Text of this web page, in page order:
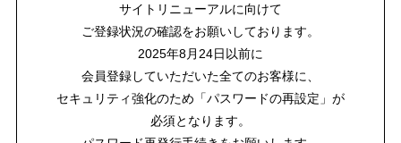
サイトリニューアルに向けて
ご登録状況の確認をお願いしております。
2025年8月24日以前に
会員登録していただいた全てのお客様に、
セキュリティ強化のため「パスワードの再設定」が
必須となります。